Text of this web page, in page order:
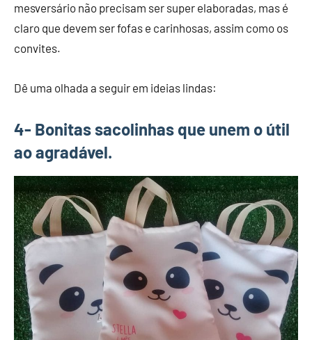
mesversário não precisam ser super elaboradas, mas é
claro que devem ser fofas e carinhosas, assim como os
convites.
Dê uma olhada a seguir em ideias lindas:
4- Bonitas sacolinhas que unem o útil
ao agradável.